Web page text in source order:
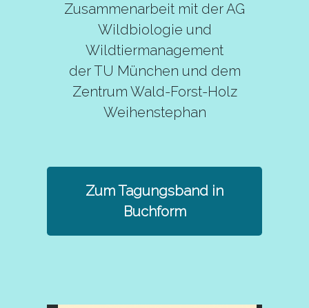
Zusammenarbeit mit der AG
Wildbiologie und
Wildtiermanagement
der TU München und dem
Zentrum Wald-Forst-Holz
Weihenstephan
Zum Tagungsband in
Buchform